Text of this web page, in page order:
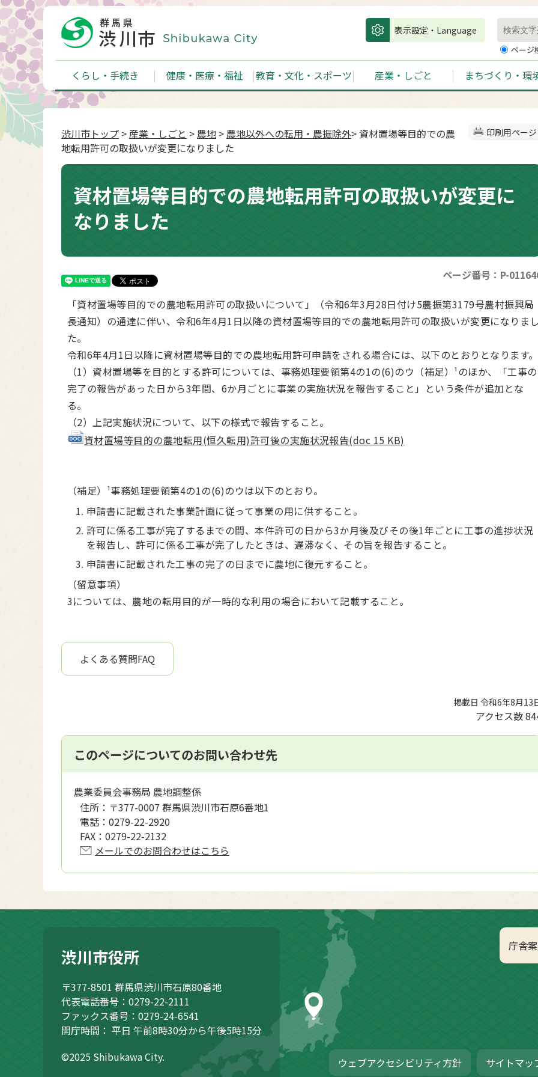
表示設定・Language
ページ
くらし・手続き 健康・医療・福祉 教育・文化・スポーツ 産業・しごと まちづくり・環
印刷用ページ
渋川市トップ >産業・しごと > 農地 > 農地以外への転用・農振除外> 資材置場等目的での農
地転用許可の取扱いが変更になりました
資材置場等目的での農地転用許可の取扱いが変更に
なりました
ページ番号：P-
「資材置場等目的での農地転用許可の取扱いについて」（令和6年3月28日付け5農振第3179号農村振興局
長通知）の通達に伴い、令和6年4⽉1⽇以降の資材置場等目的での農地転用許可の取扱いが変更になりま
た。
令和6年4⽉1⽇以降に資材置場等目的での農地転用許可申請をされる場合には、以下のとおりとなります。
（1）資材置場等を目的とする許可については、事務処理要領第4の1の(6)のウ（補足）¹のほか、「工事の
完了の報告があった日から3年間、6か月ごとに事業の実施状況を報告すること」という条件が追加とな
る。
（2）上記実施状況について、以下の様式で報告すること。
資材置場等目的の農地転用(恒久転用)許可後の実施状況報告(doc 15 KB)
（補足）¹事務処理要領第4の1の(6)のウは以下のとおり。
申請書に記載された事業計画に従って事業の用に供すること。
許可に係る工事が完了するまでの間、本件許可の日から3か月後及びその後1年ごとに工事の進捗状況
を報告し、許可に係る工事が完了したときは、遅滞なく、その旨を報告すること。
申請書に記載された工事の完了の日までに農地に復元すること。
（留意事項）
3については、農地の転用目的が一時的な利用の場合において記載すること。
よくある質問FAQ
掲載日 令和6年8月13
アクセス数
このページについてのお問い合わせ先
農業委員会事務局 農地調整係
住所： 〒377-0007 群馬県渋川市石原6番地1
電話： 0279-22-2920
FAX： 0279-22-2132
メールでのお問合わせはこちら
庁舎
ウェブアクセシビリティ方針 サイトマッ
渋川市役所
〒377-8501 群馬県渋川市石原80番地
代表電話番号：0279-22-2111
ファックス番号：0279-24-6541
開庁時間： 平日 午前8時30分から午後5時15分
©2025 Shibukawa City.